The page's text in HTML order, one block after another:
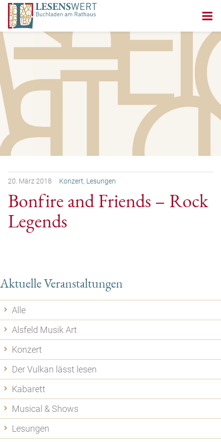
20. März 2018 Konzert, Lesungen
Bonfire and Friends – Rock
Legends
Aktuelle Veranstaltungen
Alle
Alsfeld Musik Art
Konzert
Der Vulkan lässt lesen
Kabarett
Musical & Shows
Lesungen